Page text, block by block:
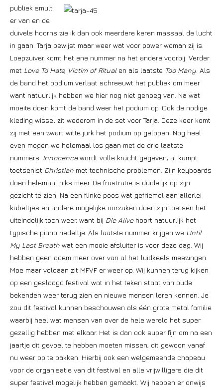
publiek smult
er van en de
duivels hoorns zie ik dan ook meerdere keren massaal de lucht
in gaan. Tarja bewijst maar weer wat voor power woman zij is.
Loepzuiver komt het ene nummer na het andere voorbij. Verder
met Love To Hate, Victim of Ritualen als laatste Too Many . Als
de band het podium verlaat schreeuwt het publiek om meer
want natuurlijk hebben we hier nog niet genoeg van. Na wat
moeite doen komt de band weer het podium op. Ook de nodige
kleding wissel zit wederom in de set voor Tarja. Deze keer komt
zij met een zwart witte jurk het podium op gelopen. Nog heel
even mogen we helemaal los gaan met de drie laatste
nummers. Innocencewordt volle kracht gegeven, al kampt
toetsenist Christian met technische problemen. Zijn keyboards
doen helemaal niks meer. De frustratie is duidelijk op zijn
gezicht te zien. Na een flinke poos wat gefriemel aan allerlei
kabeltjes en andere mogelijke oorzaken doen zijn toetsen het
uiteindelijk toch weer, want bij Die Alivehoort natuurlijk het
typische piano riedeltje. Als laatste nummer krijgen we Until
My Last Breath wat een mooie afsluiter is voor deze dag. Wij
hebben geen adem meer over van al het luidkeels meezingen.
Moe maar voldaan zit MFVF er weer op. Wij kunnen terug kijken
op een geslaagd festival wat in het teken staat van oude
bekenden weer terug zien en nieuwe mensen leren kennen. Je
zou dit festival kunnen beschouwen als één grote metal familie
waarbij heel wat mensen van over de hele wereld het super
gezellig hebben met elkaar. Het is dan ook super fijn om na een
jaartje dit gevoel te hebben moeten missen, dit gewoon vanaf
nu weer op te pakken. Hierbij ook een welgemeende chapeau
voor de organisatie van dit festival en alle vrijwilligers die dit
super festival mogelijk hebben gemaakt. Wij hebben er onwijs